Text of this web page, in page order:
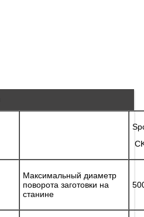
Максимальный диаметр
поворота заготовки на
станине